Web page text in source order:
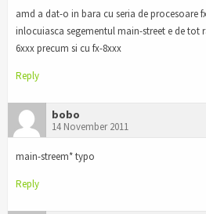
amd a dat-o in bara cu seria de procesoare
inlocuiasca segementul main-street e de tot
6xxx precum si cu fx-8xxx
Reply
bobo
14 November 2011
main-streem* typo
Reply